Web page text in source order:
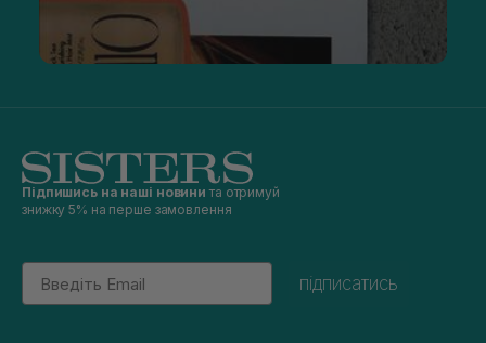
Підпишись на наші новини та отримуй
знижку 5% на перше замовлення
Email
підписатись